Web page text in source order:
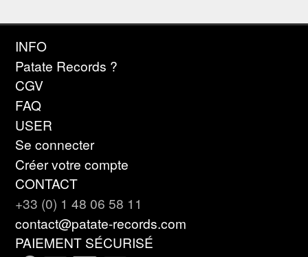
INFO
Patate Records ?
CGV
FAQ
USER
Se connecter
Créer votre compte
CONTACT
+33 (0) 1 48 06 58 11
contact@patate-records.com
PAIEMENT SÉCURISÉ